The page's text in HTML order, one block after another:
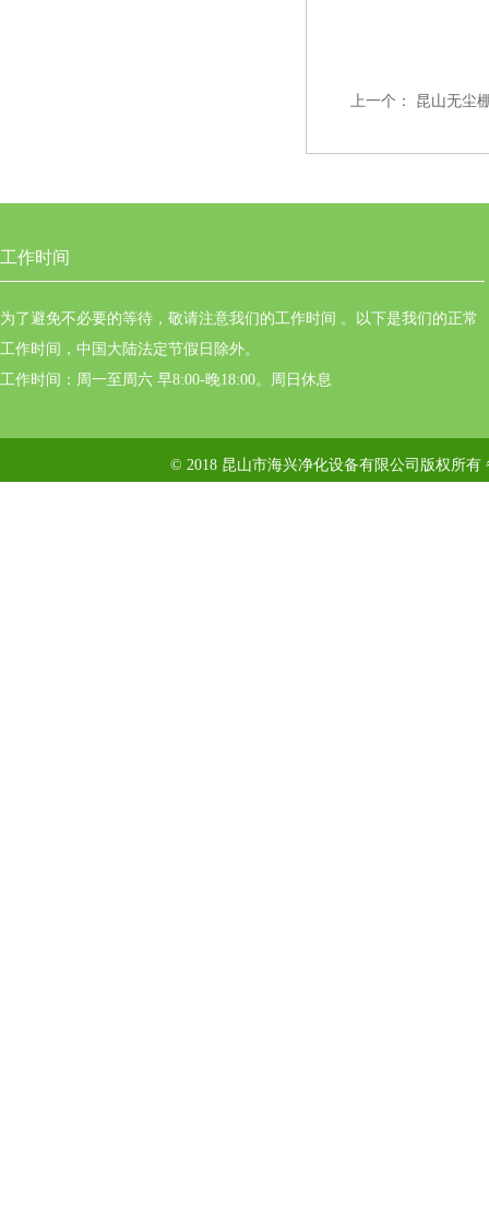
上一个： 昆山无尘
工作时间
为了避免不必要的等待，敬请注意我们的工作时间 。以下是我们的正常
工作时间，中国大陆法定节假日除外。
工作时间：周一至周六 早8:00-晚18:00。周日休息
© 2018 昆山市海兴净化设备有限公司版权所有